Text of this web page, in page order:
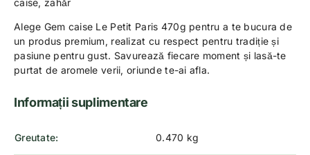
caise, zahăr
Alege Gem caise Le Petit Paris 470g pentru a te bucura de
un produs premium, realizat cu respect pentru tradiție și
pasiune pentru gust. Savurează fiecare moment și lasă-te
purtat de aromele verii, oriunde te-ai afla.
Informații suplimentare
Greutate 0.470 kg